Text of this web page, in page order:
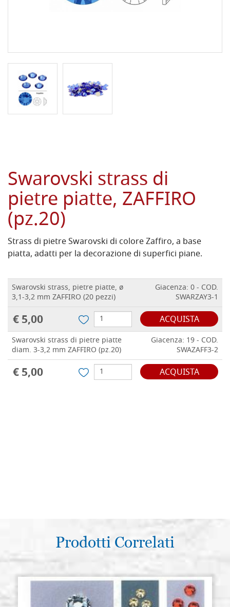
Swarovski strass di
pietre piatte, ZAFFIRO
(pz.20)
Strass di pietre Swarovski di colore Zaffiro, a base
piatta, adatti per la decorazione di superfici piane.
Swarovski strass, pietre piatte, ø
3,1-3,2 mm ZAFFIRO (20 pezzi)
Giacenza: 0 - COD.
SWARZAY3-1
€ 5,00 ACQUISTA
Swarovski strass di pietre piatte
diam. 3-3,2 mm ZAFFIRO (pz.20)
Giacenza: 19 - COD.
SWAZAFF3-2
€ 5,00 ACQUISTA
Prodotti Correlati